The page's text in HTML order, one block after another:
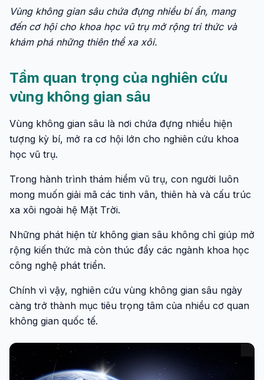
Vùng không gian sâu chứa đựng nhiều bí ẩn, mang
đến cơ hội cho khoa học vũ trụ mở rộng tri thức và
khám phá những thiên thể xa xôi.
Tầm quan trọng của nghiên cứu
vùng không gian sâu
Vùng không gian sâu là nơi chứa đựng nhiều hiện
tượng kỳ bí, mở ra cơ hội lớn cho nghiên cứu khoa
học vũ trụ.
Trong hành trình thám hiểm vũ trụ, con người luôn
mong muốn giải mã các tinh vân, thiên hà và cấu trúc
xa xôi ngoài hệ Mặt Trời.
Những phát hiện từ không gian sâu không chỉ giúp mở
rộng kiến thức mà còn thúc đẩy các ngành khoa học
công nghệ phát triển.
Chính vì vậy, nghiên cứu vùng không gian sâu ngày
càng trở thành mục tiêu trọng tâm của nhiều cơ quan
không gian quốc tế.